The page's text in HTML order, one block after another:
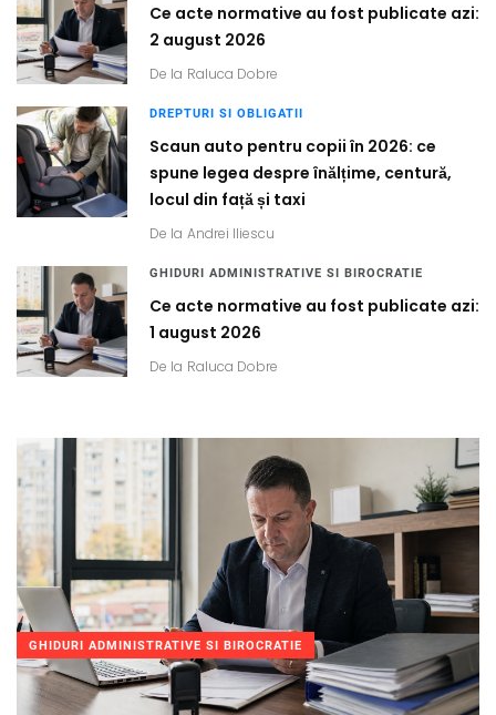
Ce acte normative au fost publicate azi:
2 august 2026
De la Raluca Dobre
DREPTURI SI OBLIGATII
Scaun auto pentru copii în 2026: ce
spune legea despre înălțime, centură,
locul din față și taxi
De la Andrei Iliescu
GHIDURI ADMINISTRATIVE SI BIROCRATIE
Ce acte normative au fost publicate azi:
1 august 2026
De la Raluca Dobre
GHIDURI ADMINISTRATIVE SI BIROCRATIE